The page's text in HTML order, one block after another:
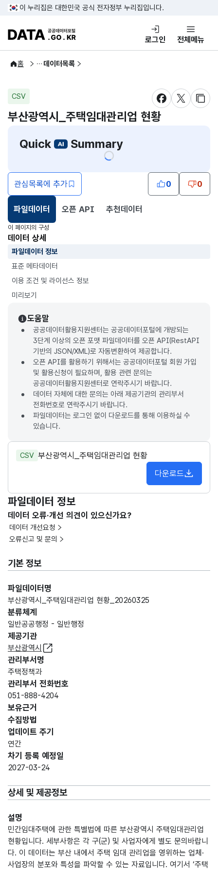
콘텐츠 바로가기
푸터 바로가기
이 누리집은 대한민국 공식 전자정부 누리집입니다.
DATA.GO.KR 공공데이터포털
로그인 전체메뉴
홈
공공데이터 데이터목록
CSV
새창 열림새창 열림
새창
부산광역시_주택임대관리업 현황
Quick
Summary
관심목록에 추가 0 0
파일데이터
선택됨
오픈 API 추천데이터
이 페이지의 구성
데이터 상세
파일데이터 정보
표준 메타데이터
이용 조건 및 라이선스 정보
미리보기
도움말
공공데이터활용지원센터는 공공데이터포털에 개방되는
3단계 이상의 오픈 포맷 파일데이터를 오픈 API(RestAPI
기반의 JSON/XML)로 자동변환하여 제공합니다.
오픈 API를 활용하기 위해서는 공공데이터포털 회원 가입
및 활용신청이 필요하며, 활용 관련 문의는
공공데이터활용지원센터로 연락주시기 바랍니다.
데이터 자체에 대한 문의는 아래 제공기관의 관리부서
전화번호로 연락주시기 바랍니다.
파일데이터는 로그인 없이 다운로드를 통해 이용하실 수
있습니다.
CSV 부산광역시_주택임대관리업 현황
다운로드
파일데이터 정보
데이터 오류·개선 의견이 있으신가요?
데이터 개선요청
오류신고 및 문의
기본 정보
파일데이터명
부산광역시_주택임대관리업 현황_20260325
분류체계
일반공공행정 - 일반행정
제공기관
부산광역시
관리부서명
주택정책과
관리부서 전화번호
051-888-4204
보유근거
수집방법
업데이트 주기
연간
차기 등록 예정일
2027-03-24
상세 및 제공정보
설명
민간임대주택에 관한 특별법에 따른 부산광역시 주택임대관리업
현황입니다. 세부사항은 각 구(군) 및 사업자에게 별도 문의바랍니
다. 이 데이터는 부산 내에서 주택 임대 관리업을 영위하는 업체·
사업장의 분포와 특성을 파악할 수 있는 자료입니다. 여기서 ‘주택